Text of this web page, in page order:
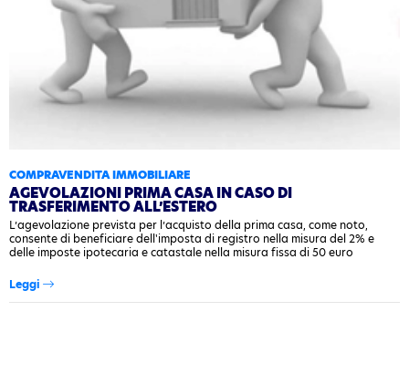
COMPRAVENDITA IMMOBILIARE
AGEVOLAZIONI PRIMA CASA IN CASO DI
TRASFERIMENTO ALL’ESTERO
L’agevolazione prevista per l’acquisto della prima casa, come noto,
consente di beneficiare dell'imposta di registro nella misura del 2% e
delle imposte ipotecaria e catastale nella misura fissa di 50 euro
Leggi